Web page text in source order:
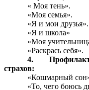
« Моя тень».
«Моя семья».
«Я и мои друзья».
«Я и школа»
«Моя
«Раскрась себя».
4.
страхов:
«Кошмарный
«То, чего боюсь